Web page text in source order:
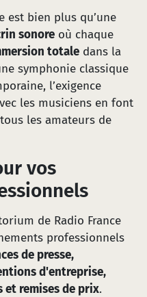
est bien plus qu’une
sonore où chaque
totale dans la
symphonie classique
l’exigence
les musiciens en font
les amateurs de
vos
de Radio France
professionnels
de presse,
d'entreprise,
et remises de prix.